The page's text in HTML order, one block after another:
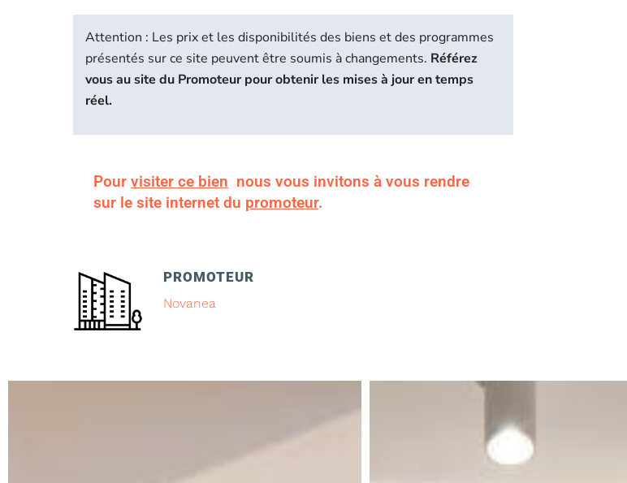
Attention : Les prix et les disponibilités des biens et des programmes
présentés sur ce site peuvent être soumis à changements. Référez
vous au site du Promoteur pour obtenir les mises à jour en temps
réel.
Pour visiter ce bien nous vous invitons à vous rendre
sur le site internet du promoteur.
PROMOTEUR
Novanea